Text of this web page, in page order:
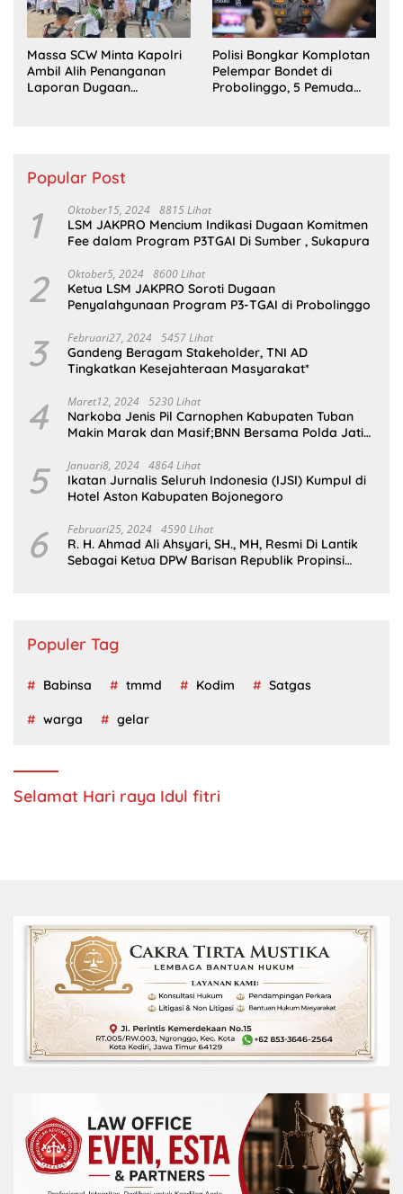
Massa SCW Minta Kapolri
Ambil Alih Penanganan
Laporan Dugaan
Polisi Bongkar Komplotan
Pelempar Bondet di
Probolinggo, 5 Pemuda
Popular Post
1 Oktober15, 2024 8815 Lihat
LSM JAKPRO Mencium Indikasi Dugaan Komitmen
Fee dalam Program P3TGAI Di Sumber , Sukapura
2 Oktober5, 2024 8600 Lihat
Ketua LSM JAKPRO Soroti Dugaan
Penyalahgunaan Program P3-TGAI di Probolinggo
3 Februari27, 2024 5457 Lihat
Gandeng Beragam Stakeholder, TNI AD
Tingkatkan Kesejahteraan Masyarakat*
4 Maret12, 2024 5230 Lihat
Narkoba Jenis Pil Carnophen Kabupaten Tuban
Makin Marak dan Masif;BNN Bersama Polda Jatim
5 Januari8, 2024 4864 Lihat
Ikatan Jurnalis Seluruh Indonesia (IJSI) Kumpul di
Hotel Aston Kabupaten Bojonegoro
6 Februari25, 2024 4590 Lihat
R. H. Ahmad Ali Ahsyari, SH., MH, Resmi Di Lantik
Sebagai Ketua DPW Barisan Republik Propinsi
Populer Tag
Babinsa tmmd Kodim Satgas
warga gelar
Selamat Hari raya Idul fitri